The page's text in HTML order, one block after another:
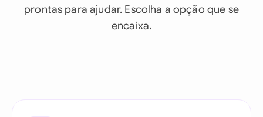
prontas para ajudar. Escolha a opção que se
encaixa.